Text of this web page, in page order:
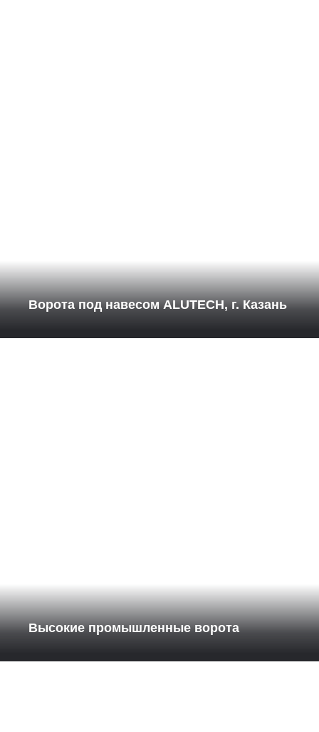
Ворота под навесом ALUTECH, г. Казань
Высокие промышленные ворота